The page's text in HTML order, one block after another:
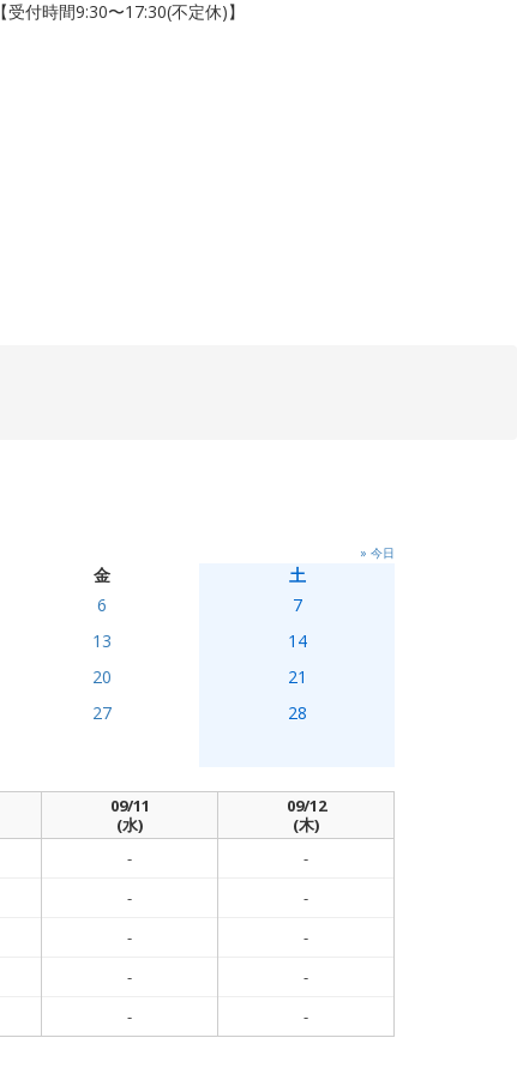
【受付時間9:30〜17:30(不定休)】
» 今日
金
土
6
7
13
14
20
21
27
28
09/11
(水)
09/12
(木)
-
-
-
-
-
-
-
-
- -